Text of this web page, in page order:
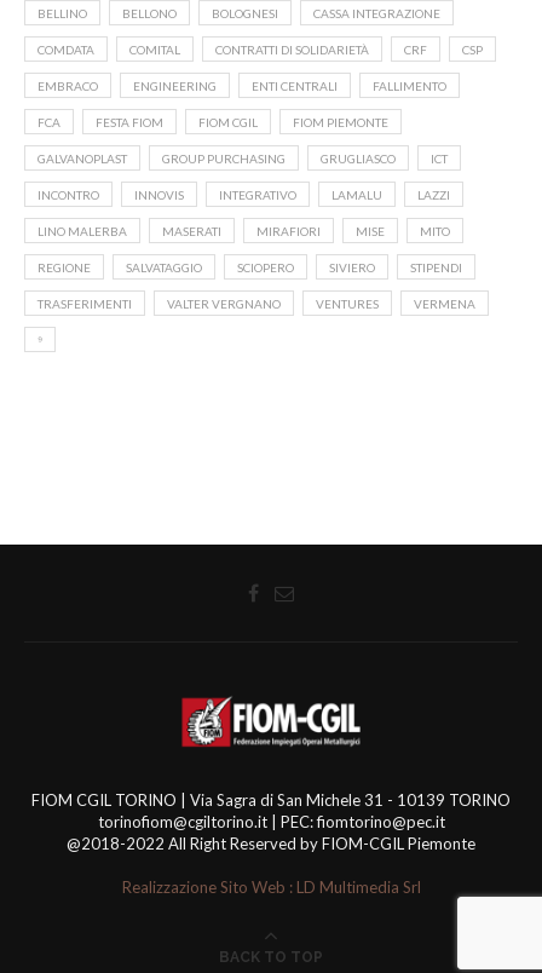
BELLINO BELLONO BOLOGNESI CASSA INTEGRAZIONE
COMDATA COMITAL CONTRATTI DI SOLIDARIETÀ CRF CSP
EMBRACO ENGINEERING ENTI CENTRALI FALLIMENTO
FCA FESTA FIOM FIOM CGIL FIOM PIEMONTE
GALVANOPLAST GROUP PURCHASING GRUGLIASCO ICT
INCONTRO INNOVIS INTEGRATIVO LAMALU LAZZI
LINO MALERBA MASERATI MIRAFIORI MISE MITO
REGIONE SALVATAGGIO SCIOPERO SIVIERO STIPENDI
TRASFERIMENTI VALTER VERGNANO VENTURES VERMENA
⁹
FIOM CGIL TORINO | Via Sagra di San Michele 31 - 10139 TORINO
torinofiom@cgiltorino.it | PEC: fiomtorino@pec.it
@2018-2022 All Right Reserved by FIOM-CGIL Piemonte
Realizzazione Sito Web : LD Multimedia Srl
BACK TO TOP